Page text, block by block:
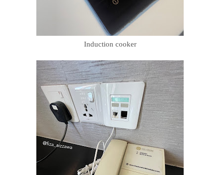
Induction cooker